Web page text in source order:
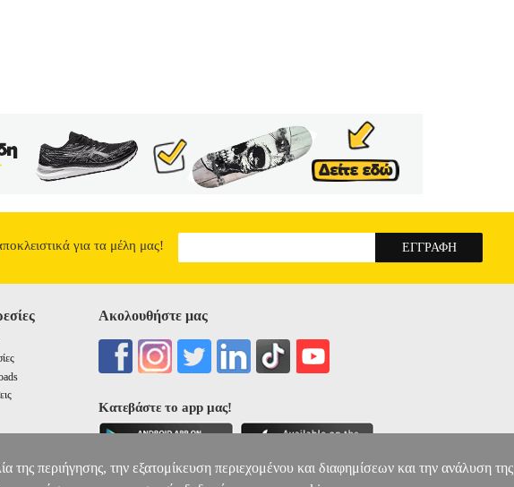
για τα μέλη μας!
Ακολουθήστε μας
Κατεβάστε το app μας!
της περιήγησης, την εξατομίκευση περιεχομένου και διαφημίσεων και την ανάλυση της